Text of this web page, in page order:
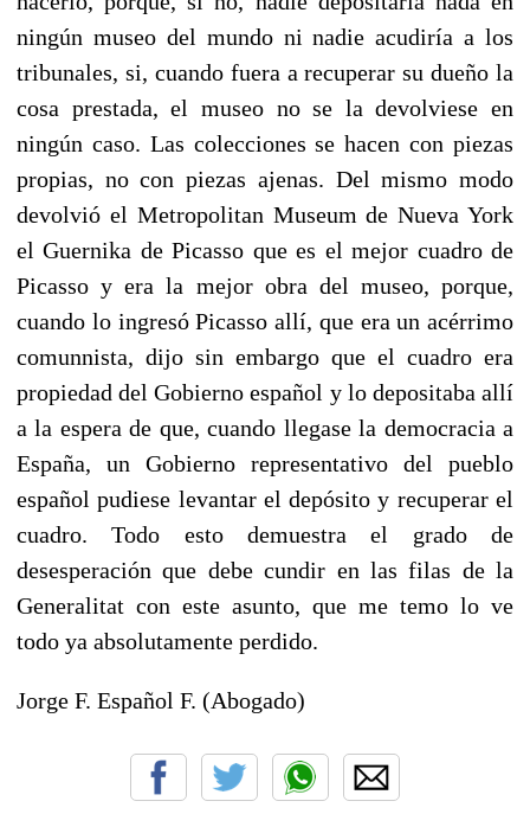
ningún museo del mundo ni nadie acudiría a los
tribunales, si, cuando fuera a recuperar su dueño la
cosa prestada, el museo no se la devolviese en
ningún caso. Las colecciones se hacen con piezas
propias, no con piezas ajenas. Del mismo modo
devolvió el Metropolitan Museum de Nueva York
el Guernika de Picasso que es el mejor cuadro de
Picasso y era la mejor obra del museo, porque,
cuando lo ingresó Picasso allí, que era un acérrimo
comunnista, dijo sin embargo que el cuadro era
propiedad del Gobierno español y lo depositaba allí
a la espera de que, cuando llegase la democracia a
España, un Gobierno representativo del pueblo
español pudiese levantar el depósito y recuperar el
cuadro. Todo esto demuestra el grado de
desesperación que debe cundir en las filas de la
Generalitat con este asunto, que me temo lo ve
todo ya absolutamente perdido.
Jorge F. Español F. (Abogado)